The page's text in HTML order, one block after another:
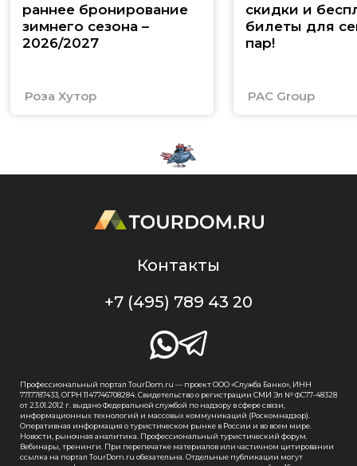
раннее бронирование
зимнего сезона –
2026/2027
Роза Хутор
скидки и
билеты для
пар!
PAC Group
Контакты
+7 (495) 789 43 20
Профессиональный портал TourDom.ru — проект ООО «Служба Банко», ИНН
7717787433, ОГРН 1147746708284. Свидетельство о регистрации СМИ Эл № ФС77-48328
от 23.01.2012 г. выдано Федеральной службой по надзору в сфере связи,
информационных технологий и массовых коммуникаций (Роскомнадзор).
Оперативная информация о туристическом рынке в России и во всем мире.
Новости, рыночная аналитика. Профессиональный туристический форум.
Вебинары, тренинги. При перепечатке материалов или частичном цитировании
ссылка на портал TourDom.ru обязательна. Отдельные публикации могут